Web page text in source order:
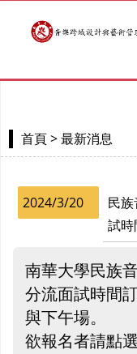
首頁 > 最新消息
2024/3/20
民
試
南華大學民族
分流面試時間
與下午場。
欲報名者請點